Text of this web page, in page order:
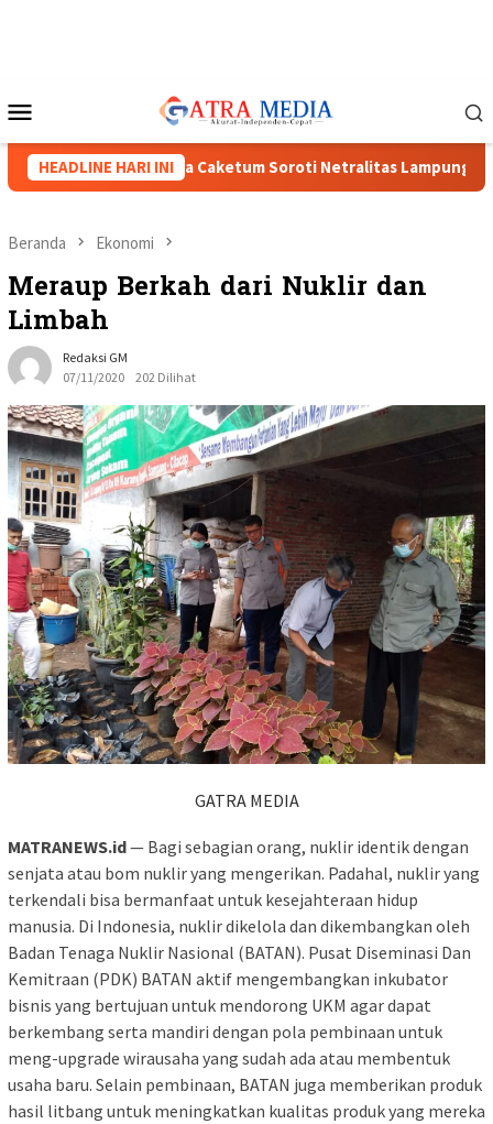
Mobile
HEADLINE HARI INI
Menguat, Tiga Caketum Soroti Netralitas Lampung dan Dugaan
Beranda Ekonomi
Meraup Berkah dari Nuklir dan
Limbah
Redaksi GM
07/11/2020
202 Dilihat
GATRA MEDIA
MATRANEWS.id— Bagi sebagian orang, nuklir identik dengan
senjata atau bom nuklir yang mengerikan. Padahal, nuklir yang
terkendali bisa bermanfaat untuk kesejahteraan hidup
manusia. Di Indonesia, nuklir dikelola dan dikembangkan oleh
Badan Tenaga Nuklir Nasional (BATAN). Pusat Diseminasi Dan
Kemitraan (PDK) BATAN aktif mengembangkan inkubator
bisnis yang bertujuan untuk mendorong UKM agar dapat
berkembang serta mandiri dengan pola pembinaan untuk
meng-upgrade wirausaha yang sudah ada atau membentuk
usaha baru. Selain pembinaan, BATAN juga memberikan produk
hasil litbang untuk meningkatkan kualitas produk yang mereka